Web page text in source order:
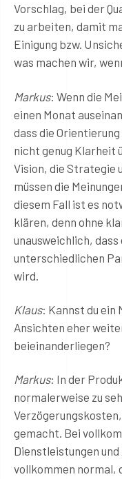
Vorschlag, bei der
zu arbeiten, damit
Einigung bzw.
was machen wir,
Markus: Wenn die
einen Monat
dass die
nicht genug Klarheit
Vision, die Strategie
müssen die
diesem Fall ist es
klären, denn ohne
unausweichlich, dass
unterschiedlichen
wird.
Klaus: Kannst du ein
Ansichten eher
beieinanderliegen?
Markus: In der
normalerweise zu
gemacht. Bei
Dienstleistungen
vollkommen normal,